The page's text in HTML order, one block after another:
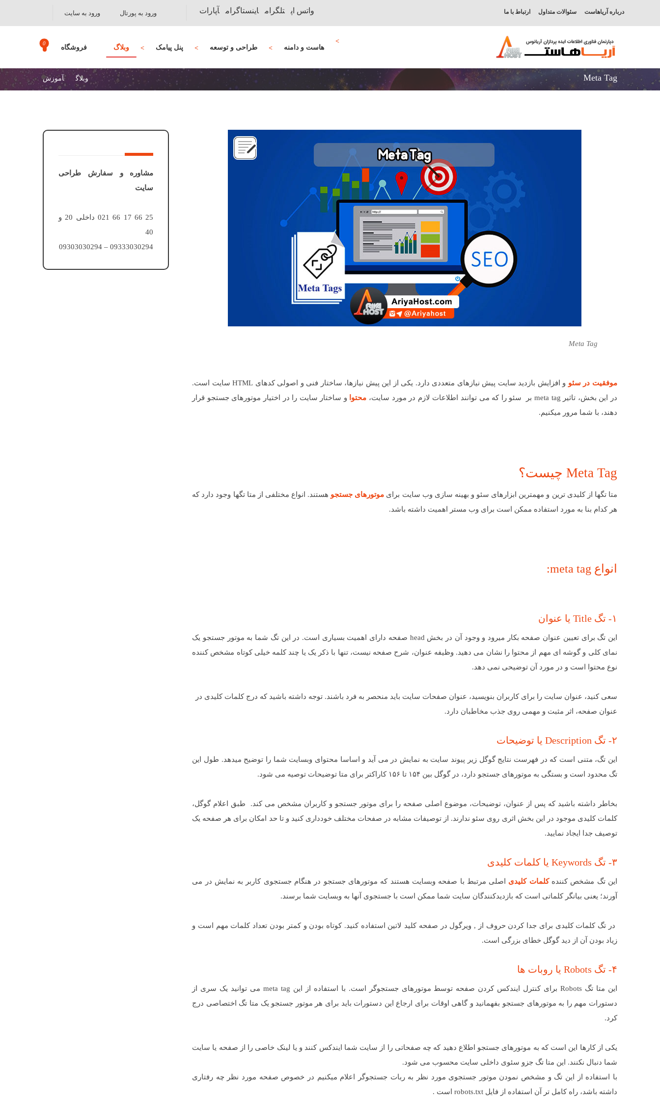
درباره آریاهاست سئوالات متداول ارتباط با ما ورود به سایت ورود به پورتال واتس اپ تلگرام اینستاگرام آپارات
هاست و دامنه طراحی و توسعه پنل پیامک وبلاگ فروشگاه
Meta Tag وبلاگ آموزش
Meta Tag
موفقیت در سئو
و افزایش بازدید سایت پیش نیازهای متعددی دارد. یکی از این پیش نیازها، ساختار فنی و اصولی کدهای HTML سایت است.
در این بخش، تاثیر meta tag بر سئو را که می توانند اطلاعات لازم در مورد سایت،
محتوا
و ساختار سایت را در اختیار موتورهای جستجو قرار
دهند، با شما مرور میکنیم.
Meta Tag چیست؟
متا تگها از کلیدی ترین و مهمترین ابزارهای سئو و بهینه سازی وب سایت برای موتورهای جستجو هستند. انواع مختلفی از متا تگها وجود دارد که
هر کدام بنا به مورد استفاده ممکن است برای وب مستر اهمیت داشته باشد.
انواع meta tag:
۱- تگ Title یا عنوان
این تگ برای تعیین عنوان صفحه بکار میرود و وجود آن در بخش head صفحه دارای اهمیت بسیاری است. در این تگ شما به موتور جستجو یک
نمای کلی و گوشه ای مهم از محتوا را نشان می دهید. وظیفه عنوان، شرح صفحه نیست، تنها با ذکر یک یا چند کلمه خیلی کوتاه مشخص کننده
نوع محتوا است و در مورد آن توضیحی نمی دهد.
سعی کنید، عنوان سایت را برای کاربران بنویسید، عنوان صفحات سایت باید منحصر به فرد باشند. توجه داشته باشید که درج کلمات کلیدی در
عنوان صفحه، اثر مثبت و مهمی روی جذب مخاطبان دارد.
۲- تگ Description یا توضیحات
این تگ، متنی است که در فهرست نتایج گوگل زیر پیوند سایت به نمایش در می آید و اساسا محتوای وبسایت شما را توضیح میدهد. طول این
تگ محدود است و بستگی به موتورهای جستجو دارد، در گوگل بین ۱۵۴ تا ۱۵۶ کاراکتر برای متا توضیحات توصیه می شود.
بخاطر داشته باشید که پس از عنوان، توضیحات، موضوع اصلی صفحه را برای موتور جستجو و کاربران مشخص می کند. طبق اعلام گوگل،
کلمات کلیدی موجود در این بخش اثری روی سئو ندارند. از توصیفات مشابه در صفحات مختلف خودداری کنید و تا حد امکان برای هر صفحه یک
توصیف جدا ایجاد نمایید.
۳- تگ Keywords یا کلمات کلیدی
این تگ مشخص کنندهکلمات کلیدی اصلی مرتبط با صفحه وبسایت هستند که موتورهای جستجو در هنگام جستجوی کاربر به نمایش در می
آورند؛ یعنی بیانگر کلماتی است که بازدیدکنندگان سایت شما ممکن است با جستجوی آنها به وبسایت شما برسند.
در تگ کلمات کلیدی برای جدا کردن حروف از , ویرگول در صفحه کلید لاتین استفاده کنید. کوتاه بودن و کمتر بودن تعداد کلمات مهم است و
زیاد بودن آن از دید گوگل خطای بزرگی است.
۴- تگ Robots یا روبات ها
این متا تگ Robots برای کنترل ایندکس کردن صفحه توسط موتورهای جستجوگر است. با استفاده از این meta tag می توانید یک سری از
دستورات مهم را به موتورهای جستجو بفهمانید و گاهی اوقات برای ارجاع این دستورات باید برای هر موتور جستجو یک متا تگ اختصاصی درج
کرد.
یکی از کارها این است که به موتورهای جستجو اطلاع دهید که چه صفحاتی را از سایت شما ایندکس کنند و یا لینک خاصی را از صفحه یا سایت
شما دنبال نکنند. این متا تگ جزو سئوی داخلی سایت محسوب می شود.
با استفاده از این تگ و مشخص نمودن موتور جستجوی مورد نظر به ربات جستجوگر اعلام میکنیم در خصوص صفحه مورد نظر چه رفتاری
داشته باشد، راه کامل تر آن استفاده از فایل robots.txt است .
مشاوره و سفارش طراحی
سایت
25 66 17 66 021 داخلی 20 و
40
09333030294 – 09303030294